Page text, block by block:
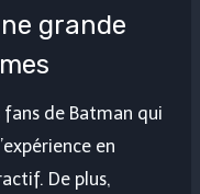
grande
de Batman qui
en
De plus,